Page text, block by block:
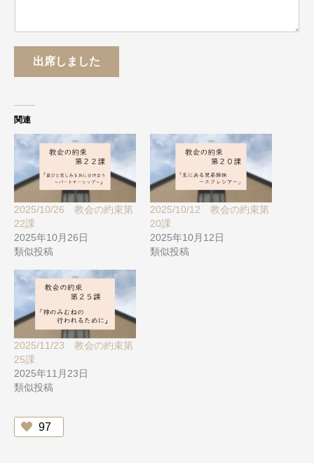
出席しました
関連
2025/10/26 教会の約束第
22課
2025年10月26日
類似投稿
2025/10/12 教会の約束第
20課
2025年10月12日
類似投稿
2025/11/23 教会の約束第
25課
2025年11月23日
類似投稿
97